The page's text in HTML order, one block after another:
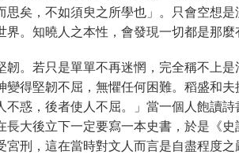
思矣，不如須臾之所學也」。只會空想
。知曉人之本性，會發現一切都是那麼
韌。若只是單單不再迷惘，完全稱不上
變得堅韌不屈，無懼任何困難。稻盛和
不惑，後者使人不屈。」當一個人飽讀
長大後立下一定要寫一本史書，於是《
宮刑，這在當時對文人而言是自盡程度